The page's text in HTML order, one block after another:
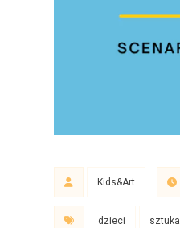
Kids&Art
dzieci sztuka